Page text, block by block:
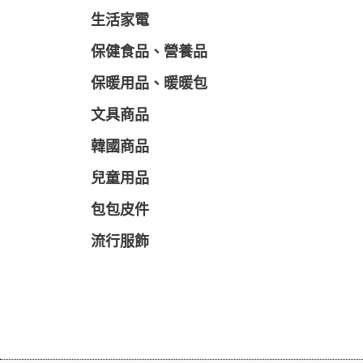
生活家電
保健食品、營養品
保暖用品、暖暖包
文具商品
韓國商品
兒童用品
包包皮件
流行服飾